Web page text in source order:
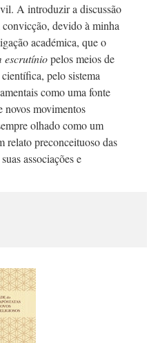
A introduzir a discussão
devido à minha
académica, que o
escrutíniopelos meios de
pelo sistema
como uma fonte
novos movimentos
olhado como um
relato preconceituoso das
associações e